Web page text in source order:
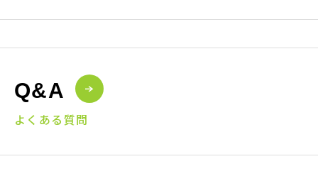
Q&A
よくある質問